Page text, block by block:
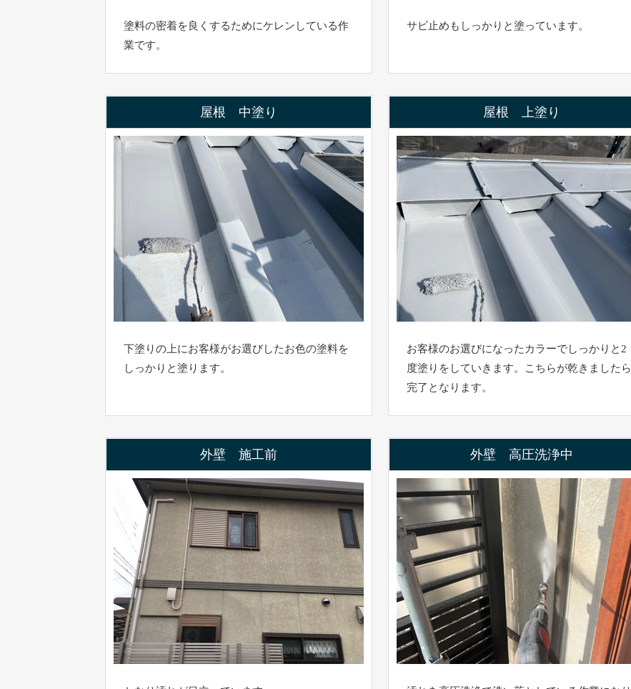
塗料の密着を良くするためにケレンしている作
業です。
サビ止めもしっかりと塗っています。
屋根 中塗り
下塗りの上にお客様がお選びしたお色の塗料を
しっかりと塗ります。
屋根 上塗り
お客様のお選びになったカラーでしっかりと2
度塗りをしていきます。こちらが乾きましたら
完了となります。
外壁 施工前 外壁 高圧洗浄中